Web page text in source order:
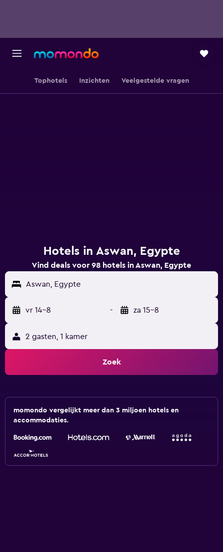
Tophotels Inzichten Veelgestelde vragen
Hotels in Aswan, Egypte
Vind deals voor 98 hotels in Aswan, Egypte
Aswan, Egypte
vr 14-8 - za 15-8
2 gasten, 1 kamer
Zoek
momondo vergelijkt meer dan 3 miljoen hotels en
accommodaties.